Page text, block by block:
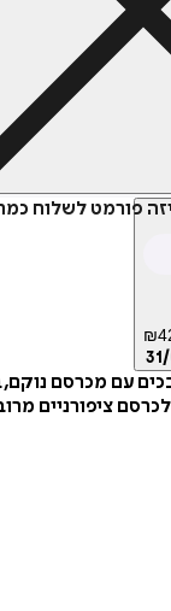
פורמט לשלוח
₪
עם מכרסם
ציפורניים